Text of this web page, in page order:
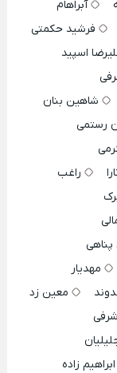
آبراهام
فرشید حکمتی
اسپید
شاهین بنان
رستمی
راغب
مهدیار
معین زد
زاده